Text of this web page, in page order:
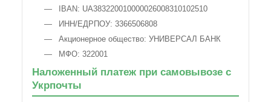
IBAN: UA383220010000026008310102510
ИНН/ЕДРПОУ: 3366506808
Акционерное общество: УНИВЕРСАЛ БАНК
МФО: 322001
Наложенный платеж при самовывозе с
Укрпочты